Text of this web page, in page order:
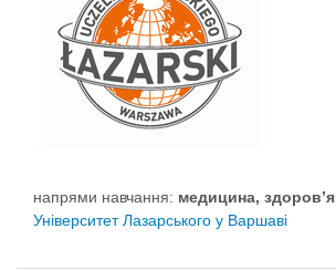
напрями навчання: медицина, здоров’я
Університет Лазарського у Варшаві